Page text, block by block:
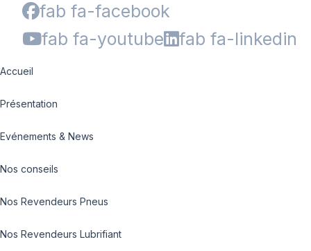
fab fa-facebook
fab fa-youtube
fab fa-linkedin
Accueil
Présentation
Evénements & News
Nos conseils
Nos Revendeurs Pneus
Nos Revendeurs Lubrifiant